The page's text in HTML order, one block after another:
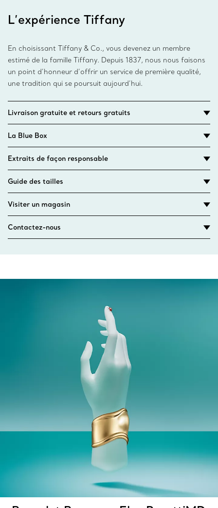
L’expérience Tiffany
En choisissant Tiffany & Co., vous devenez un membre
estimé de la famille Tiffany. Depuis 1837, nous nous faisons
un point d’honneur d’offrir un service de première qualité,
une tradition qui se poursuit aujourd’hui.
Livraison gratuite et retours gratuits
La Blue Box
Extraits de façon responsable
Guide des tailles
Visiter un magasin
Contactez-nous